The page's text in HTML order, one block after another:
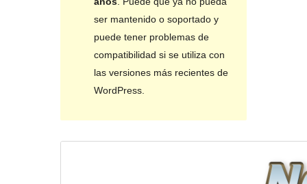
ser mantenido o soportado y
puede tener problemas de
compatibilidad si se utiliza con
las versiones más recientes de
WordPress.